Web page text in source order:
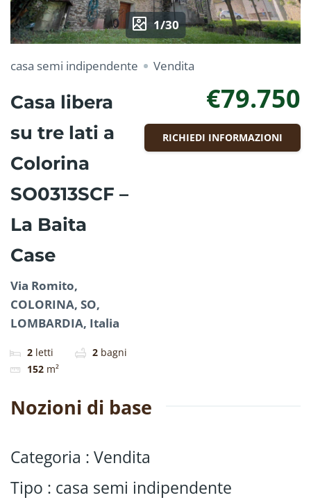
1/30
casa semi indipendente Vendita
Casa libera
su tre lati a
Colorina
SO0313SCF –
La Baita
Case
Via Romito,
COLORINA, SO,
LOMBARDIA, Italia
2 letti 2 bagni
152 m²
€79.750
RICHIEDI INFORMAZIONI
Nozioni di base
Categoria : Vendita
Tipo : casa semi indipendente